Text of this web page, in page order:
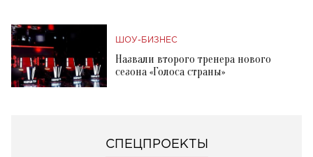
ШОУ-БИЗНЕС
Назвали второго тренера нового
сезона «Голоса страны»
СПЕЦПРОЕКТЫ